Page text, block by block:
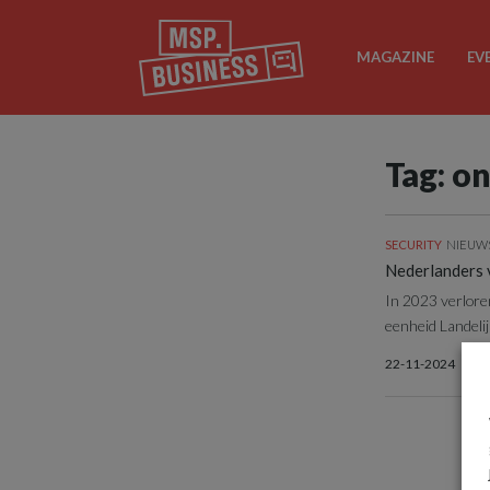
MAGAZINE
Tag:
SECURITY
In 2023
eenheid
22-11-2024